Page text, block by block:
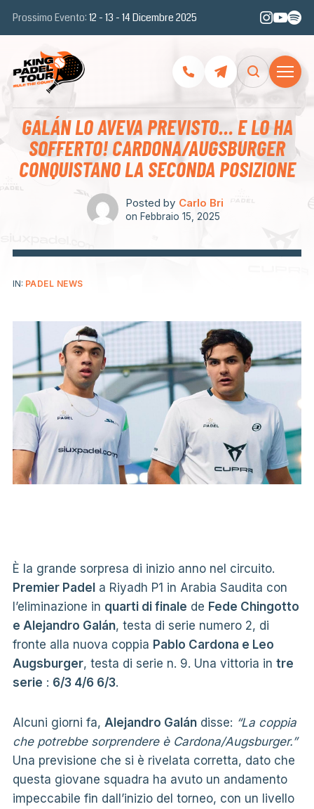
Prossimo Evento: 12 - 13 - 14 Dicembre 2025
GALÁN LO AVEVA PREVISTO… E LO HA
SOFFERTO! CARDONA/AUGSBURGER
CONQUISTANO LA SECONDA POSIZIONE
Posted by Carlo Bri
on Febbraio 15, 2025
IN: PADEL NEWS
È la grande sorpresa di inizio anno nel circuito.
Premier Padela Riyadh P1 in Arabia Saudita con
l’eliminazione in quarti di finale de Fede Chingotto
e Alejandro Galán, testa di serie numero 2, di
fronte alla nuova coppia Pablo Cardona e Leo
Augsburger, testa di serie n. 9. Una vittoria in tre
serie : 6/3 4/6 6/3.
Alcuni giorni fa, Alejandro Galándisse: “La coppia
che potrebbe sorprendere è Cardona/Augsburger.”
Una previsione che si è rivelata corretta, dato che
questa giovane squadra ha avuto un andamento
impeccabile fin dall’inizio del torneo, con un livello